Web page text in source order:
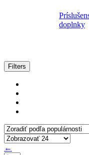
doplnky
Zoradené
podľa
popularity
Filters
←